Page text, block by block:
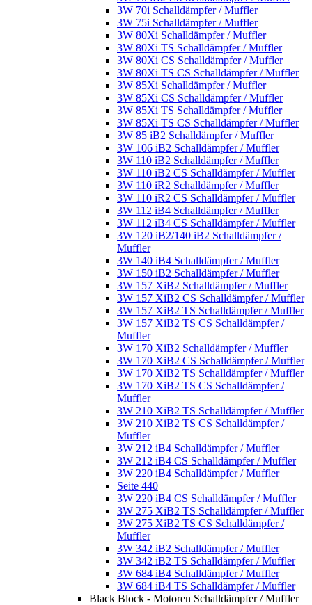
3W 70i Schalldämpfer / Muffler
3W 75i Schalldämpfer / Muffler
3W 80Xi Schalldämpfer / Muffler
3W 80Xi TS Schalldämpfer / Muffler
3W 80Xi CS Schalldämpfer / Muffler
3W 80Xi TS CS Schalldämpfer / Muffler
3W 85Xi Schalldämpfer / Muffler
3W 85Xi CS Schalldämpfer / Muffler
3W 85Xi TS Schalldämpfer / Muffler
3W 85Xi TS CS Schalldämpfer / Muffler
3W 85 iB2 Schalldämpfer / Muffler
3W 106 iB2 Schalldämpfer / Muffler
3W 110 iB2 Schalldämpfer / Muffler
3W 110 iB2 CS Schalldämpfer / Muffler
3W 110 iR2 Schalldämpfer / Muffler
3W 110 iR2 CS Schalldämpfer / Muffler
3W 112 iB4 Schalldämpfer / Muffler
3W 112 iB4 CS Schalldämpfer / Muffler
3W 120 iB2/140 iB2 Schalldämpfer /
Muffler
3W 140 iB4 Schalldämpfer / Muffler
3W 150 iB2 Schalldämpfer / Muffler
3W 157 XiB2 Schalldämpfer / Muffler
3W 157 XiB2 CS Schalldämpfer / Muffler
3W 157 XiB2 TS Schalldämpfer / Muffler
3W 157 XiB2 TS CS Schalldämpfer /
Muffler
3W 170 XiB2 Schalldämpfer / Muffler
3W 170 XiB2 CS Schalldämpfer / Muffler
3W 170 XiB2 TS Schalldämpfer / Muffler
3W 170 XiB2 TS CS Schalldämpfer /
Muffler
3W 210 XiB2 TS Schalldämpfer / Muffler
3W 210 XiB2 TS CS Schalldämpfer /
Muffler
3W 212 iB4 Schalldämpfer / Muffler
3W 212 iB4 CS Schalldämpfer / Muffler
3W 220 iB4 Schalldämpfer / Muffler
Seite 440
3W 220 iB4 CS Schalldämpfer / Muffler
3W 275 XiB2 TS Schalldämpfer / Muffler
3W 275 XiB2 TS CS Schalldämpfer /
Muffler
3W 342 iB2 Schalldämpfer / Muffler
3W 342 iB2 TS Schalldämpfer / Muffler
3W 684 iB4 Schalldämpfer / Muffler
3W 684 iB4 TS Schalldämpfer / Muffler
Black Block - Motoren Schalldämpfer / Muffler